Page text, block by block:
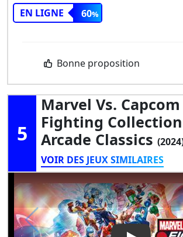
EN LIGNE
60
Bonne proposition
5
Marvel Vs. Capcom
Fighting
Arcade Classics
VOIR DES JEUX SIMILAIRES